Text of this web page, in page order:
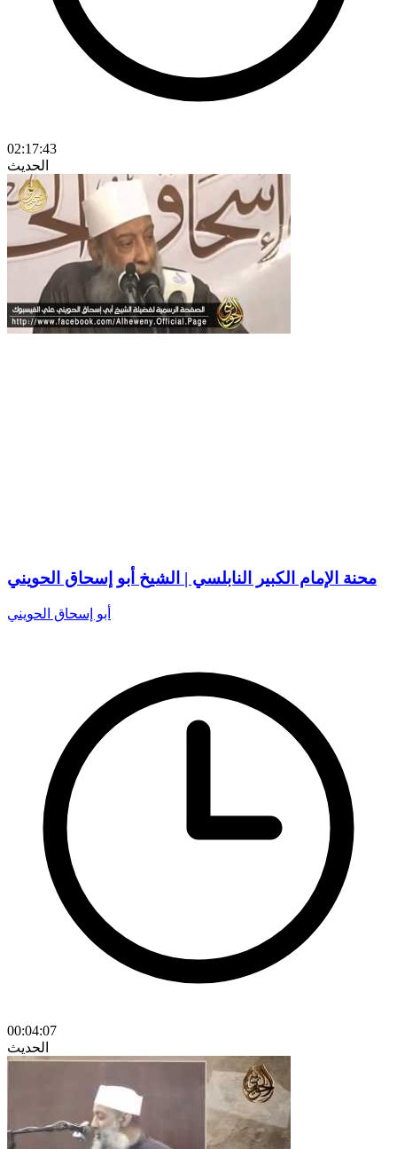
02:17:43
الحديث
محنة الإمام الكبير النابلسي | الشيخ أبو إسحاق الحويني
أبو إسحاق الحويني
00:04:07
الحديث